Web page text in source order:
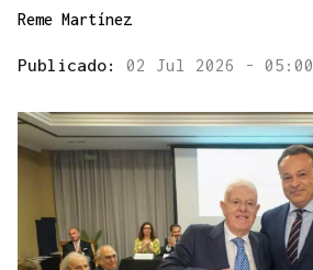
Reme Martínez
Publicado: 02 Jul 2026 - 05:00